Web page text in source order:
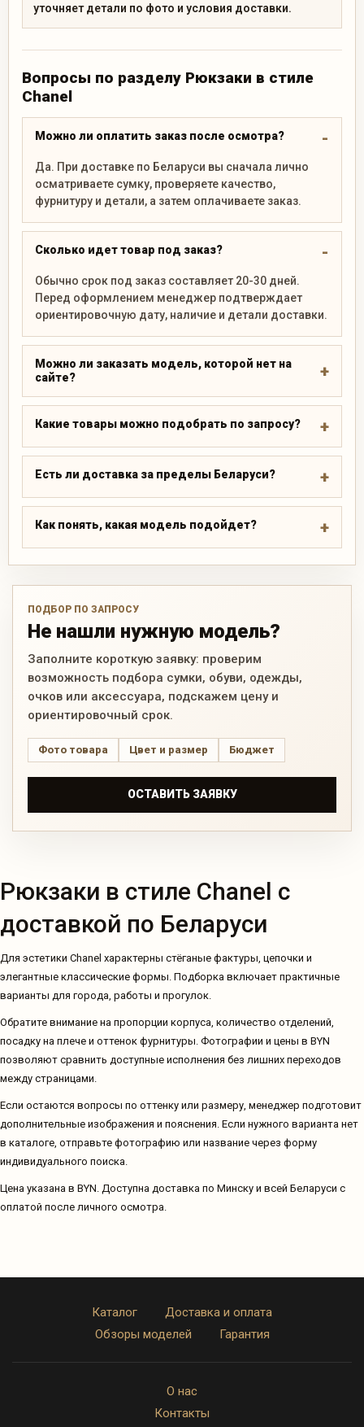
уточняет детали по фото и условия доставки.
Вопросы по разделу Рюкзаки в стиле
Chanel
Можно ли оплатить заказ после осмотра?
Да. При доставке по Беларуси вы сначала лично
осматриваете сумку, проверяете качество,
фурнитуру и детали, а затем оплачиваете заказ.
Сколько идет товар под заказ?
Обычно срок под заказ составляет 20-30 дней.
Перед оформлением менеджер подтверждает
ориентировочную дату, наличие и детали доставки.
Можно ли заказать модель, которой нет на
сайте?
Какие товары можно подобрать по запросу?
Есть ли доставка за пределы Беларуси?
Как понять, какая модель подойдет?
ПОДБОР ПО ЗАПРОСУ
Не нашли нужную модель?
Заполните короткую заявку: проверим
возможность подбора сумки, обуви, одежды,
очков или аксессуара, подскажем цену и
ориентировочный срок.
Фото товара Цвет и размер Бюджет
ОСТАВИТЬ ЗАЯВКУ
Рюкзаки в стиле Chanel с
доставкой по Беларуси
Для эстетики Chanel характерны стёганые фактуры, цепочки и
элегантные классические формы. Подборка включает практичные
варианты для города, работы и прогулок.
Обратите внимание на пропорции корпуса, количество отделений,
посадку на плече и оттенок фурнитуры. Фотографии и цены в BYN
позволяют сравнить доступные исполнения без лишних переходов
между страницами.
Если остаются вопросы по оттенку или размеру, менеджер подготовит
дополнительные изображения и пояснения. Если нужного варианта нет
в каталоге, отправьте фотографию или название через форму
индивидуального поиска.
Цена указана в BYN. Доступна доставка по Минску и всей Беларуси с
оплатой после личного осмотра.
Каталог
Доставка и оплата
Обзоры моделей
Гарантия
О нас
Контакты